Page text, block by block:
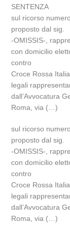
SENTENZA
sul ricorso
proposto dal sig.
-OMISSIS-,
con domicilio
contro
Croce Rossa
legali
dall’Avvocatura
Roma, via (…)
sul ricorso
proposto dal sig.
-OMISSIS-,
con domicilio
contro
Croce Rossa
legali
dall’Avvocatura
Roma, via (…)